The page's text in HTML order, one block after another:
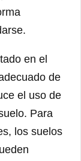
en el
de
el uso de
Para
los suelos